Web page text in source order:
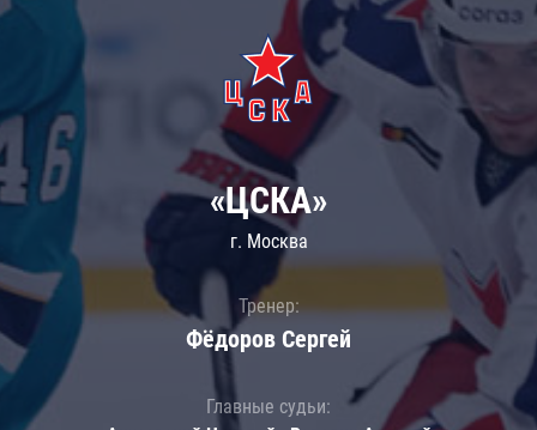
«ЦСКА»
г. Москва
Тренер:
Фёдоров Сергей
Главные судьи: